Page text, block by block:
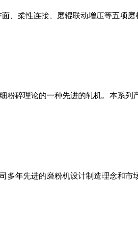
、柔性连接、磨辊联动增压等五项
粉碎理论的一种先进的轧机。本系列
多年先进的磨粉机设计制造理念和市